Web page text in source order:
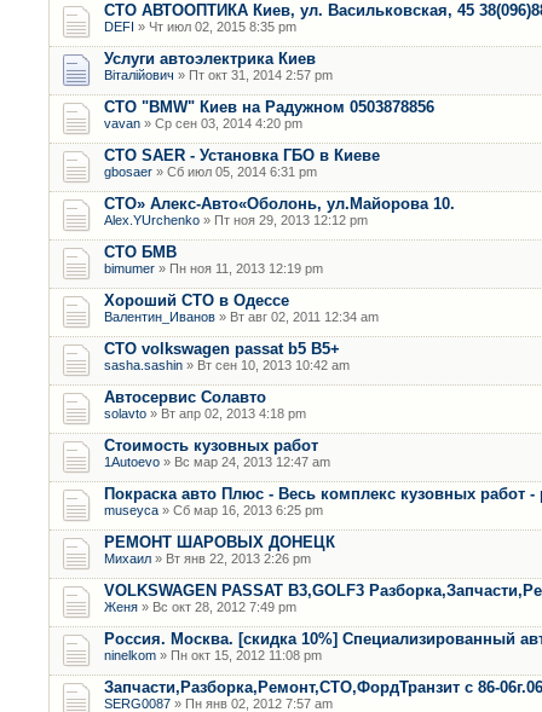
СТО АВТООПТИКА Киев, ул. Васильковская, 45
DEFI » Чт июл 02, 2015 8:35 pm
Услуги автоэлектрика Киев
Віталійович » Пт окт 31, 2014 2:57 pm
СТО "BMW" Киев на Радужном 0503878856
vavan » Ср сен 03, 2014 4:20 pm
СТО SAER - Установка ГБО в Киеве
gbosaer » Сб июл 05, 2014 6:31 pm
СТО» Алекс-Авто«Оболонь, ул.Майорова 10.
Alex.YUrchenko » Пт ноя 29, 2013 12:12 pm
CТО БМВ
bimumer » Пн ноя 11, 2013 12:19 pm
Хороший СТО в Одессе
Валентин_Иванов » Вт авг 02, 2011 12:34 am
СТО volkswagen passat b5 B5+
sasha.sashin » Вт сен 10, 2013 10:42 am
Автосервис Солавто
solavto » Вт апр 02, 2013 4:18 pm
Стоимость кузовных работ
1Autoevo » Вс мар 24, 2013 12:47 am
Покраска авто Плюс - Весь комплекс кузовных работ -
museyca » Сб мар 16, 2013 6:25 pm
РЕМОНТ ШАРОВЫХ ДОНЕЦК
Михаил » Вт янв 22, 2013 2:26 pm
VOLKSWAGEN PASSAT B3,GOLF3
Женя » Вс окт 28, 2012 7:49 pm
Россия. Москва. [скидка 10%] Специализированный
ninelkom » Пн окт 15, 2012 11:08 pm
Запчасти,Разборка,Ремонт,СТО,ФордТранзит с 86-
SERG0087 » Пн янв 02, 2012 7:57 am